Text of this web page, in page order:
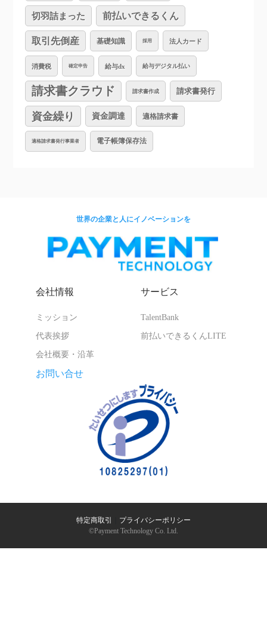
切羽詰まった 前払いできるくん
取引先倒産 基礎知識 採用 法人カード
消費税 確定申告 給与dx 給与デジタル払い
請求書クラウド 請求書作成 請求書発行
資金繰り 資金調達 適格請求書
適格請求書発行事業者 電子帳簿保存法
世界の企業と人にイノベーションを
会社情報
ミッション
代表挨拶
会社概要・沿革
サービス
TalentBank
前払いできるくんLITE
お問い合せ
特定商取引
プライバシーポリシー
©︎Payment Technology Co. Ltd.